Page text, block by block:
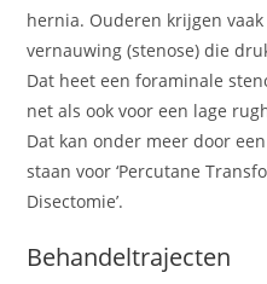
hernia. Ouderen krijgen
vernauwing (stenose) die
Dat heet een foraminale
net als ook voor een lage
Dat kan onder meer door
staan voor ‘Percutane
Disectomie’.
Behandeltrajecten